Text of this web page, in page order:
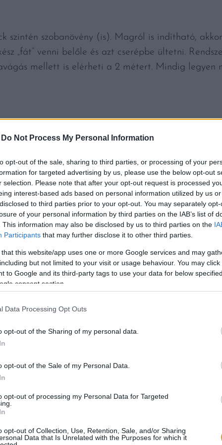
Do Not Process My Personal Information
opt-out of the sale, sharing to third parties, or processing of your
for targeted advertising by us, please use the below opt-out
selection. Please note that after your opt-out request is processed
interest-based ads based on personal information utilized by us
to third parties prior to your opt-out. You may separately
of your personal information by third parties on the IAB’s list of
This information may also be disclosed by us to third parties on the
Participants that may further disclose it to other third parties.
that this website/app uses one or more Google services and may
but not limited to your visit or usage behaviour. You may
to Google and its third-party tags to use your data for below
consent section.
Data Processing Opt Outs
opt-out of the Sharing of my personal data.
opt-out of the Sale of my Personal Data.
opt-out of processing my Personal Data for Targeted
opt-out of Collection, Use, Retention, Sale, and/or Sharing
Data that Is Unrelated with the Purposes for which it
szintén szobanövény (is). Magról is indítható,
„fát” venni belőle és azt cserépbe ültetni.
mellett is elérheti a 2 métert. Mindig legyen
a szobában, de nem minden növény hoz
idáig, ha kifejlett növényt vásárolunk, még ennyi
lesz szükségünk, ráadásul úgy, hogy néha hagyni
is nagyon szereti.
az olajfa termése, tehát gyümölcs. Nagyon
a lakásban. Komoly gondoskodás
nap pár órát érje őt a napfény. Télen se
a hideg évszakot. Nem rossz dolog, ha